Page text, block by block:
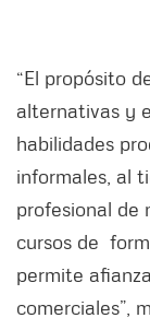
“El propósito
alternativas y
habilidades
informales, al
profesional de
cursos de
permite
comerciales”,